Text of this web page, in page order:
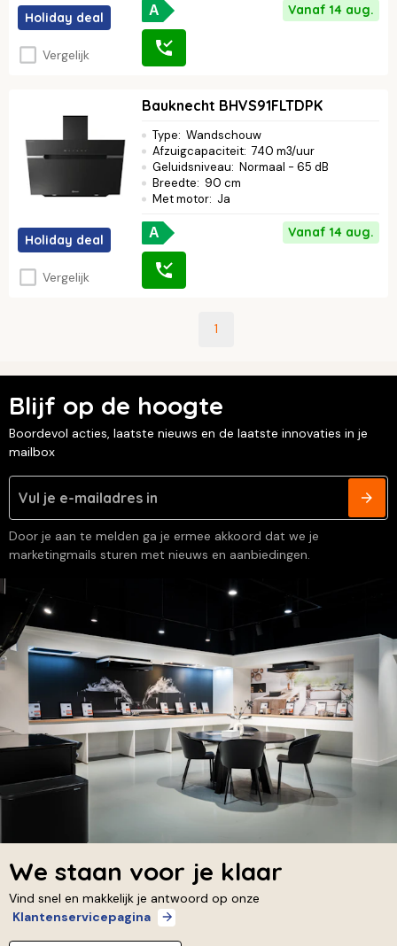
Holiday deal
Vergelijk
A Vanaf 14 aug.
Holiday deal
Vergelijk
Bauknecht BHVS91FLTDPK
Type: Wandschouw
Afzuigcapaciteit: 740 m3/uur
Geluidsniveau: Normaal - 65 dB
Breedte: 90 cm
Met motor: Ja
A Vanaf 14 aug.
1
Blijf op de hoogte
Boordevol acties, laatste nieuws en de laatste innovaties in je
mailbox
Door je aan te melden ga je ermee akkoord dat we je
marketingmails sturen met nieuws en aanbiedingen.
We staan voor je klaar
Vind snel en makkelijk je antwoord op onze
Klantenservicepagina